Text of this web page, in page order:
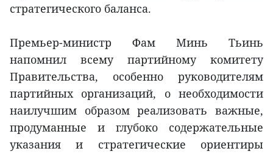
стратегического баланса.
Премьер-министр Фам Минь Тьинь
напомнил всему партийному комитету
Правительства, особенно руководителям
партийных организаций, о необходимости
наилучшим образом реализовать важные,
продуманные и глубоко содержательные
указания и стратегические ориентиры